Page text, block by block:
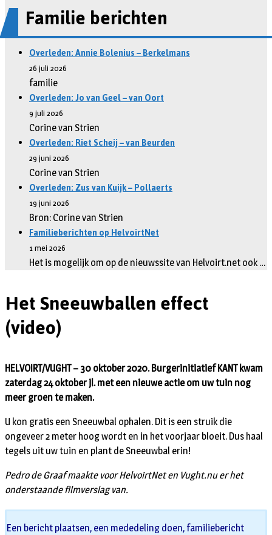
Familie berichten
Overleden: Annie Bolenius – Berkelmans
26 juli 2026
familie
Overleden: Jo van Geel – van Oort
9 juli 2026
Corine van Strien
Overleden: Riet Scheij – van Beurden
29 juni 2026
Corine van Strien
Overleden: Zus van Kuijk – Pollaerts
19 juni 2026
Bron: Corine van Strien
Familieberichten op HelvoirtNet
1 mei 2026
Het is mogelijk om op de nieuwssite van Helvoirt.net ook …
Het Sneeuwballen effect
(video)
HELVOIRT/VUGHT – 30 oktober 2020. Burgerinitiatief KANT kwam
zaterdag 24 oktober jl. met een nieuwe actie om uw tuin nog
meer groen te maken.
U kon gratis een Sneeuwbal ophalen. Dit is een struik die
ongeveer 2 meter hoog wordt en in het voorjaar bloeit. Dus haal
tegels uit uw tuin en plant de Sneeuwbal erin!
Pedro de Graaf maakte voor HelvoirtNet en Vught.nu er het
onderstaande filmverslag van.
Een bericht plaatsen, een mededeling doen, familiebericht